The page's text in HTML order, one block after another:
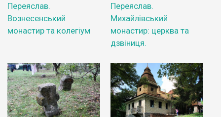
Переяслав.
Вознесенський
монастир та колегіум
Переяслав.
Михайлівський
монастир: церква та
дзвіниця.